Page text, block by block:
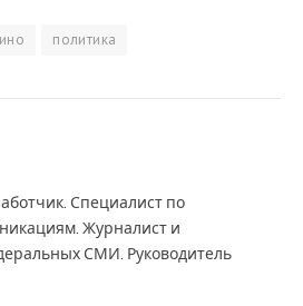
политика
Специалист по
Журналист и
СМИ. Руководитель